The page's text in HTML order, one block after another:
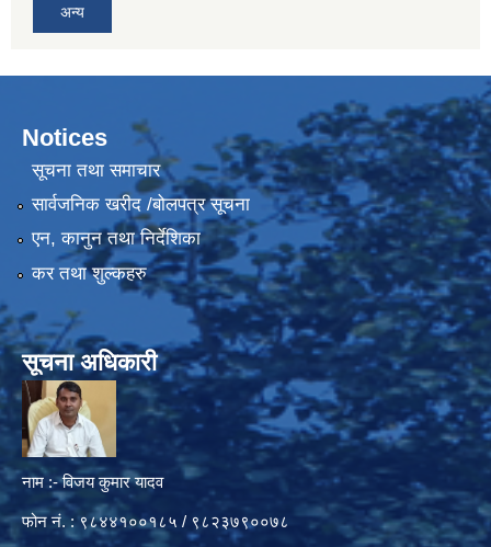
अन्य
Notices
सूचना तथा समाचार
सार्वजनिक खरीद /बोलपत्र सूचना
एन, कानुन तथा निर्देशिका
कर तथा शुल्कहरु
सूचना अधिकारी
नाम :- विजय कुमार यादव
फोन नं. : ९८४४१००१८५ / ९८२३७९००७८